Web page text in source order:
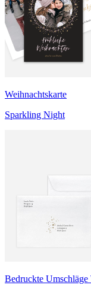
Weihnachtskarte
Sparkling Night
Bedruckte Umschläge